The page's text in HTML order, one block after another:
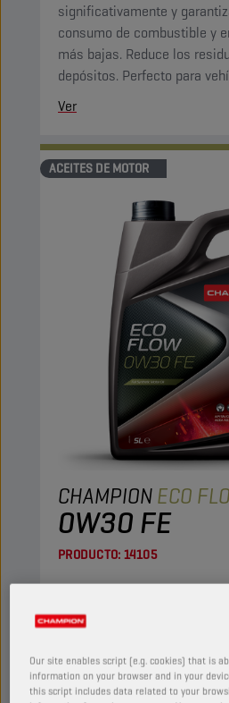
significativamente y
consumo de combustible y
más bajas. Reduce los
depósitos. Perfecto para
Ver
ACEITES DE MOTOR
CHAMPIONECO
0W30 FE
PRODUCTO: 14105
de última generación. Ofrece
que asegura la lubricación
después del arranque. Dada
ayuda a ahorrar combustible.
Our site enables script (e.g. cookies) that is
information on your browser and in your
this script includes data related to your